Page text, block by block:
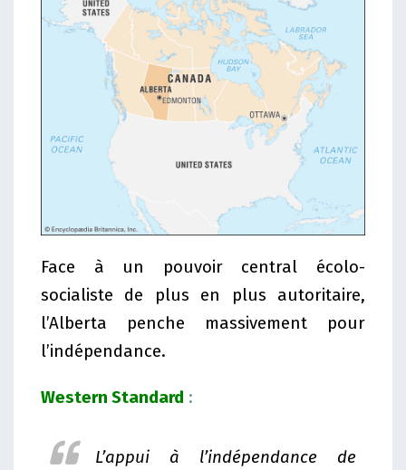
Face à un pouvoir central écolo-
socialiste de plus en plus autoritaire,
l’Alberta penche massivement pour
l’indépendance.
Western Standard :
L’appui à l’indépendance de